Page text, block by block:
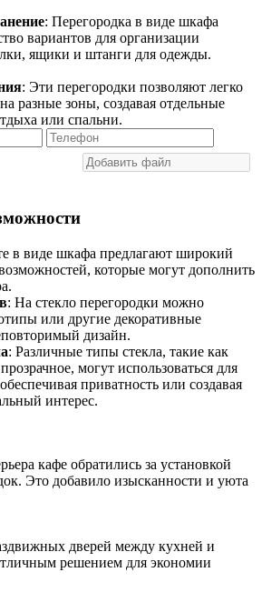
: Перегородка в виде шкафа
вариантов для организации
ящики и штанги для одежды.
: Эти перегородки позволяют легко
разные зоны, создавая отдельные
или спальни.
в виде шкафа предлагают широкий
которые могут дополнить
: На стекло перегородки можно
или другие декоративные
дизайн.
: Различные типы стекла, такие как
могут использоваться для
приватность или создавая
интерес.
кафе обратились за установкой
Это добавило изысканности и уюта
дверей между кухней и
решением для экономии